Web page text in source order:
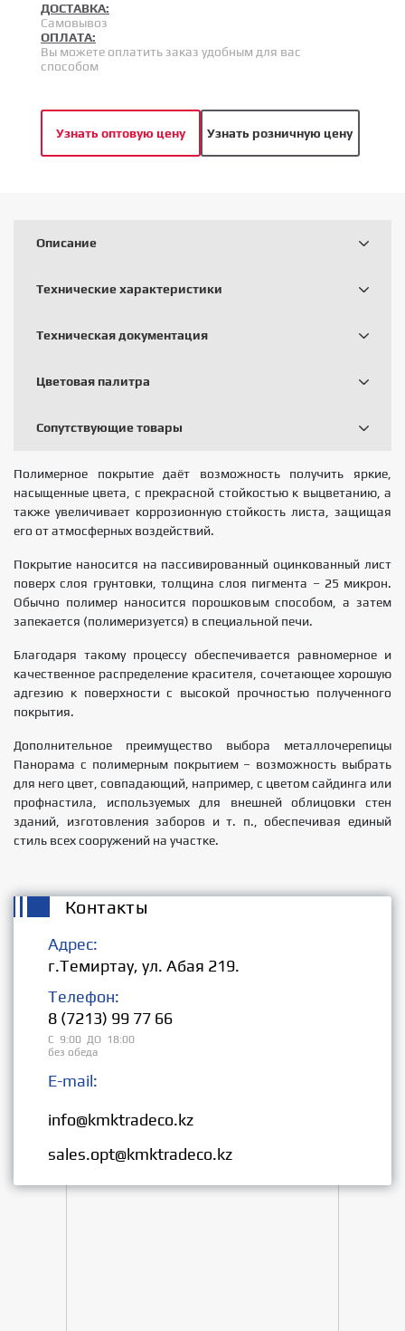
ДОСТАВКА:
Самовывоз
ОПЛАТА:
Вы можете оплатить заказ удобным для вас
способом
Узнать оптовую цену Узнать розничную цену
Описание
Технические характеристики
Техническая документация
Цветовая палитра
Сопутствующие товары
Полимерное покрытие даёт возможность получить яркие,
насыщенные цвета, с прекрасной стойкостью к выцветанию, а
также увеличивает коррозионную стойкость листа, защищая
его от атмосферных воздействий.
Покрытие наносится на пассивированный оцинкованный лист
поверх слоя грунтовки, толщина слоя пигмента – 25 микрон.
Обычно полимер наносится порошковым способом, а затем
запекается (полимеризуется) в специальной печи.
Благодаря такому процессу обеспечивается равномерное и
качественное распределение красителя, сочетающее хорошую
адгезию к поверхности с высокой прочностью полученного
покрытия.
Дополнительное преимущество выбора металлочерепицы
Панорама с полимерным покрытием – возможность выбрать
для него цвет, совпадающий, например, с цветом сайдинга или
профнастила, используемых для внешней облицовки стен
зданий, изготовления заборов и т. п., обеспечивая единый
стиль всех сооружений на участке.
Контакты
Адрес:
г.Темиртау, ул. Абая 219.
Телефон:
8 (7213) 99 77 66
С 9:00 ДО 18:00
без обеда
E-mail:
info@kmktradeco.kz
sales.opt@kmktradeco.kz